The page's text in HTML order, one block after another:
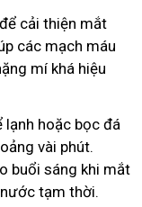
cải thiện mắt
các mạch máu
mí khá hiệu
hoặc bọc đá
vài phút.
buổi sáng khi mắt
tạm thời.